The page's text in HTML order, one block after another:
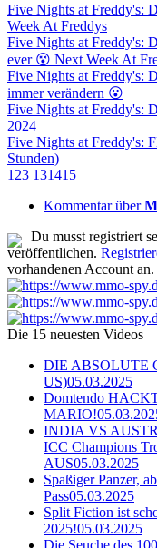
Five Nights at Freddy's:
Week At Freddys
Five Nights at Freddy's:
ever 😵 Next Week At
Five Nights at Freddy's:
immer verändern 😮
Five Nights at Freddy's:
2024
Five Nights at Freddy's:
Stunden)
1 23 131415
Kommentar über
Du musst registriert
veröffentlichen.
vorhandenen Account an.
Die 15 neuesten Videos
DIE ABSOLUTE
US)05.03.2025
Domtendo
MARIO!
INDIA VS
ICC Champions
AUS05.03.2025
Spaßiger Panzer,
Pass05.03.2025
Split Fiction ist
2025!05.03.2025
Die Seuche des